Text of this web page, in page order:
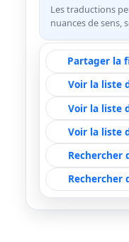
Les traductions
nuances de sens,
Partager la
Voir la liste
Voir la liste
Voir la liste
Rechercher
Rechercher